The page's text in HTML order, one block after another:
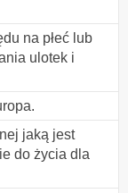
na płeć lub
ulotek i
jaką jest
do życia dla